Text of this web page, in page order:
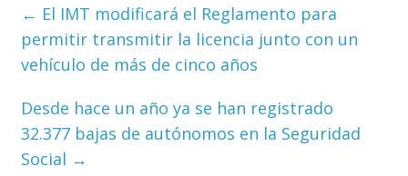
← El IMT modificará el Reglamento para
permitir transmitir la licencia junto con un
vehículo de más de cinco años
Desde hace un año ya se han registrado
32.377 bajas de autónomos en la Seguridad
Social →